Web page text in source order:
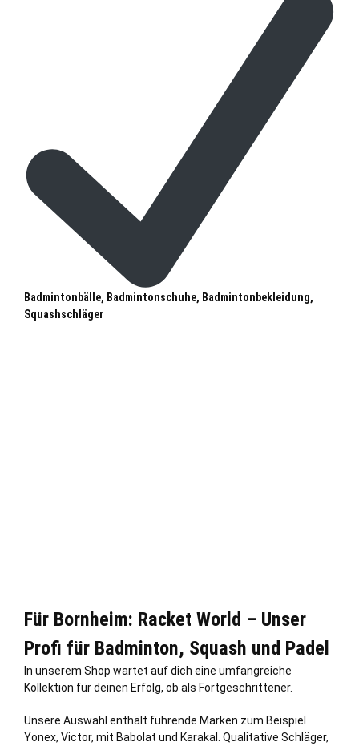
Badmintonbälle, Badmintonschuhe, Badmintonbekleidung,
Squashschläger
Für Bornheim: Racket World – Unser
Profi für Badminton, Squash und Padel
In unserem Shop wartet auf dich eine umfangreiche
Kollektion für deinen Erfolg, ob als Fortgeschrittener.
Unsere Auswahl enthält führende Marken zum Beispiel
Yonex, Victor, mit Babolat und Karakal. Qualitative Schläger,